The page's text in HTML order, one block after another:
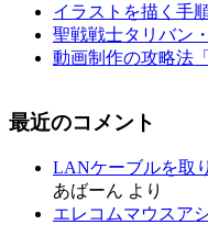
イラストを描く手
聖戦戦士タリバン
動画制作の攻略法
最近のコメント
LANケーブルを取
あばーん より
エレコムマウスア